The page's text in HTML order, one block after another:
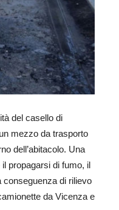
del casello di
mezzo da trasporto
dell’abitacolo. Una
propagarsi di fumo, il
conseguenza di rilievo
da Vicenza e